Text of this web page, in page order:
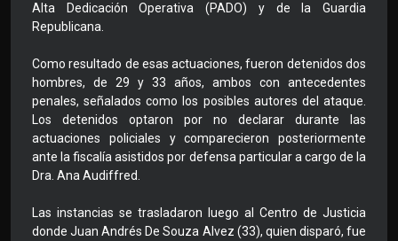
Alta Dedicación Operativa (PADO) y de la Guardia
Republicana.
Como resultado de esas actuaciones, fueron detenidos dos
hombres, de 29 y 33 años, ambos con antecedentes
penales, señalados como los posibles autores del ataque.
Los detenidos optaron por no declarar durante las
actuaciones policiales y comparecieron posteriormente
ante la fiscalía asistidos por defensa particular a cargo de la
Dra. Ana Audiffred.
Las instancias se trasladaron luego al Centro de Justicia
donde Juan Andrés De Souza Alvez (33), quien disparó, fue